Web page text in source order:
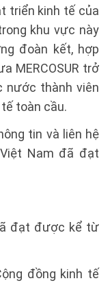
triển kinh tế của
khu vực này
đoàn kết, hợp
MERCOSUR trở
nước thành viên
toàn cầu.
tin và liên hệ
Nam đã đạt
đạt được kể từ
đồng kinh tế